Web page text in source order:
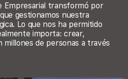
Empresarial transformó por
gestionamos nuestra
Lo que nos ha permitido
importa: crear,
de personas a través